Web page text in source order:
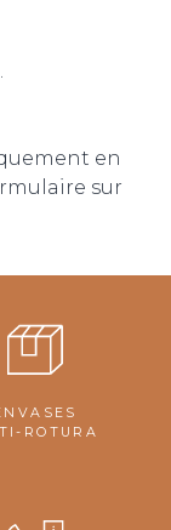
en
sur
ROTURA